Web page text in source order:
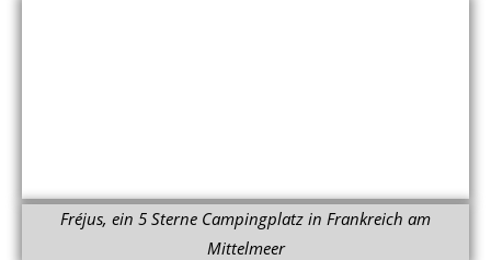
Fréjus, ein 5 Sterne Campingplatz in Frankreich am
Mittelmeer